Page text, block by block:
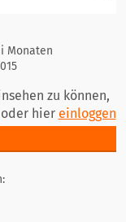
Monaten
zu können,
oder hier einloggen